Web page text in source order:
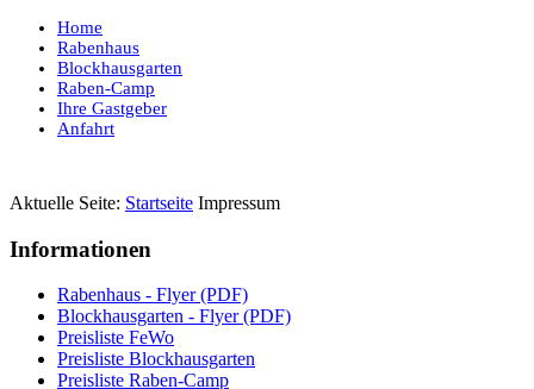
Home
Rabenhaus
Blockhausgarten
Raben-Camp
Ihre Gastgeber
Anfahrt
Aktuelle Seite: Startseite Impressum
Informationen
Rabenhaus - Flyer (PDF)
Blockhausgarten - Flyer (PDF)
Preisliste FeWo
Preisliste Blockhausgarten
Preisliste Raben-Camp